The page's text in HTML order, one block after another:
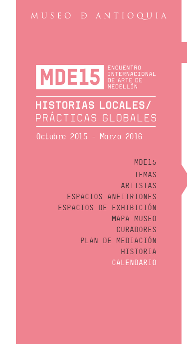
Octubre 2015 - Marzo 2016
MDE15
TEMAS
ARTISTAS
ESPACIOS ANFITRIONES
ESPACIOS DE EXHIBICIÓN
MAPA MUSEO
CURADORES
PLAN DE MEDIACIÓN
HISTORIA
CALENDARIO